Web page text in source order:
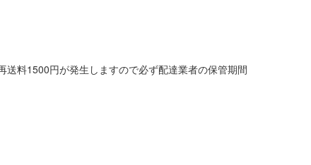
料1500円が発生しますので必ず配達業者の保管期間